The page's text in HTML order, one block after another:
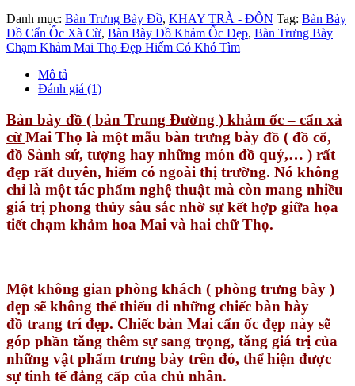
Danh mục: Bàn Trưng Bày Đồ, KHAY TRÀ - ĐÔN Tag: Bàn Bày
Đồ Cẩn Ốc Xà Cừ, Bàn Bày Đồ Khảm Ốc Đẹp, Bàn Trưng Bày
Chạm Khảm Mai Thọ Đẹp Hiếm Có Khó Tìm
Mô tả
Đánh giá (1)
Bàn bày đồ ( bàn Trung Đường ) khảm ốc – cẩn xà
cừMai Thọ là một mẫu bàn trưng bày đồ ( đồ cổ,
đồ Sành sứ, tượng hay những món đồ quý,… ) rất
đẹp rất duyên, hiếm có ngoài thị trường. Nó không
chỉ là một tác phẩm nghệ thuật mà còn mang nhiều
giá trị phong thủy sâu sắc nhờ sự kết hợp giữa họa
tiết chạm khảm hoa Mai và hai chữ Thọ.
Một không gian phòng khách ( phòng trưng bày )
đẹp sẽ không thể thiếu đi những chiếc bàn bày
đồ trang trí đẹp. Chiếc bàn Mai cẩn ốc đẹp này sẽ
góp phần tăng thêm sự sang trọng, tăng giá trị của
những vật phẩm trưng bày trên đó, thể hiện được
sự tinh tế đẳng cấp của chủ nhân.